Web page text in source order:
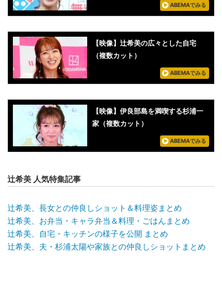
ABEMAでみる
【映像】辻希美の広々とした自宅
（複数カット）
ABEMAでみる
【映像】伊良部島を満喫する杉浦一
家（複数カット）
ABEMAでみる
辻希美 人気特集記事
辻希美、長女との仲良しショット＆料理姿まとめ
辻希美、お弁当・キャラ弁当＆料理・ごはんまとめ
辻希美、自宅・キッチンの様子を公開 まとめ
辻希美、夫・杉浦太陽や家族との仲良しショットまとめ